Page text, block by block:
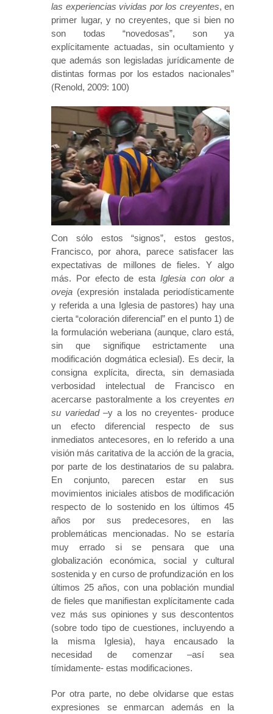
las experiencias vividas por los creyentes, en
primer lugar, y no creyentes, que si bien no
son todas “novedosas”, son ya
explícitamente actuadas, sin ocultamiento y
que además son legisladas jurídicamente de
distintas formas por los estados nacionales”
(Renold, 2009: 100)
Con sólo estos “signos”, estos gestos,
Francisco, por ahora, parece satisfacer las
expectativas de millones de fieles. Y algo
más. Por efecto de esta Iglesia con olor a
oveja (expresión instalada periodísticamente
y referida a una Iglesia de pastores) hay una
cierta “coloración diferencial” en el punto 1) de
la formulación weberiana (aunque, claro está,
sin que signifique estrictamente una
modificación dogmática eclesial). Es decir, la
consigna explícita, directa, sin demasiada
verbosidad intelectual de Francisco en
acercarse pastoralmente a los creyentes en
su variedad–y a los no creyentes- produce
un efecto diferencial respecto de sus
inmediatos antecesores, en lo referido a una
visión más caritativa de la acción de la gracia,
por parte de los destinatarios de su palabra.
En conjunto, parecen estar en sus
movimientos iniciales atisbos de modificación
respecto de lo sostenido en los últimos 45
años por sus predecesores, en las
problemáticas mencionadas. No se estaría
muy errado si se pensara que una
globalización económica, social y cultural
sostenida y en curso de profundización en los
últimos 25 años, con una población mundial
de fieles que manifiestan explícitamente cada
vez más sus opiniones y sus descontentos
(sobre todo tipo de cuestiones, incluyendo a
la misma Iglesia), haya encausado la
necesidad de comenzar –así sea
tímidamente- estas modificaciones.
Por otra parte, no debe olvidarse que estas
expresiones se enmarcan además en la